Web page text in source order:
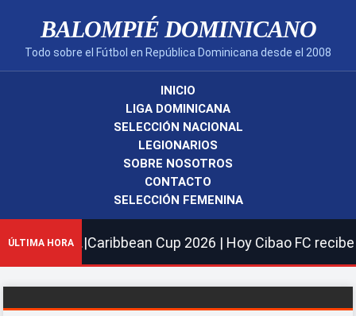
BALOMPIÉ DOMINICANO
Todo sobre el Fútbol en República Dominicana desde el 2008
INICIO
LIGA DOMINICANA
SELECCIÓN NACIONAL
LEGIONARIOS
SOBRE NOSOTROS
CONTACTO
SELECCIÓN FEMENINA
ÚLTIMA HORA Cup 2026 | Hoy Cibao FC recibe al